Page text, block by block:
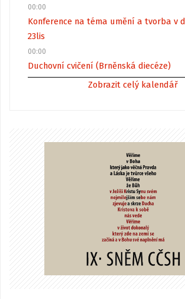
00:00
Konference na téma umění a tvorba v
23lis
00:00
Duchovní cvičení (Brněnská diecéze)
Zobrazit celý kalendář